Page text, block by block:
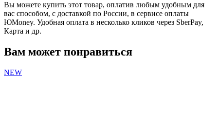
Вы можете купить этот товар, оплатив любым удобным для
вас способом, с доставкой по России, в сервисе оплаты
ЮMoney. Удобная оплата в несколько кликов через SberPay,
Карта и др.
Вам может понравиться
NEW